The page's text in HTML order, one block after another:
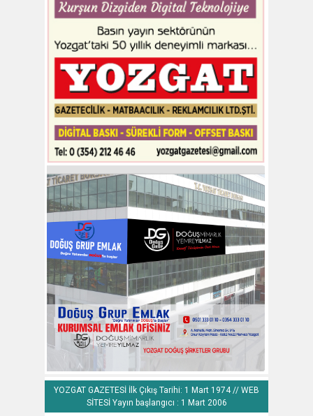
YOZGAT GAZETESİ İlk Çıkış Tarihi: 1 Mart 1974 // WEB
SİTESİ Yayın başlangıcı : 1 Mart 2006